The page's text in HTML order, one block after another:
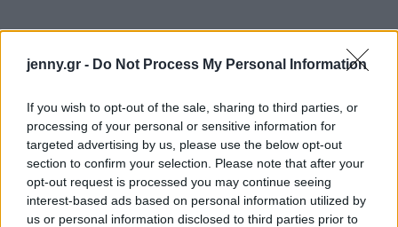
jenny.gr - Do Not Process My Personal Information
If you wish to opt-out of the sale, sharing to third parties, or
processing of your personal or sensitive information for
targeted advertising by us, please use the below opt-out
section to confirm your selection. Please note that after your
opt-out request is processed you may continue seeing
interest-based ads based on personal information utilized by
us or personal information disclosed to third parties prior to
Όσο αφορά τα υπέρβαρα κορίτσια βρισκόμαστε
στην τρίτη θέση στην Ευρώπη μαζί με την Ιταλία.